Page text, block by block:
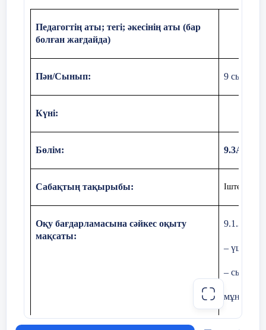
15мин Жаңа сабақ
Педагогтің аты; тегі; әкесінің аты (бар
болған жағдайда)
Пән/Сынып: 9 сынып
Күні:
Бөлім: 9.3А
Сабақтың тақырыбы: Іштей
Оқу бағдарламасына сәйкес оқыту
мақсаты:
9.1.3.8
–
–
мұндағы